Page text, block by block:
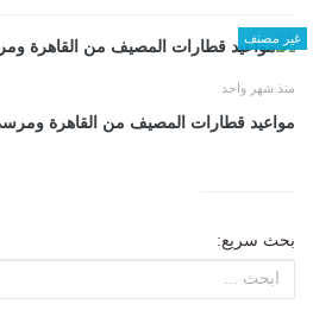
غير مصنف
منذ شهر واحد
مواعيد قطارات المصيف من القاهرة
بحث سريع: